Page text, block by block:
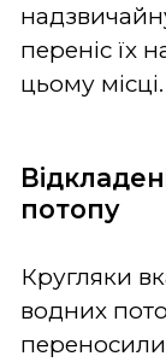
переніс їх
цьому місці.
потопу
Кругляки
водних
переносили